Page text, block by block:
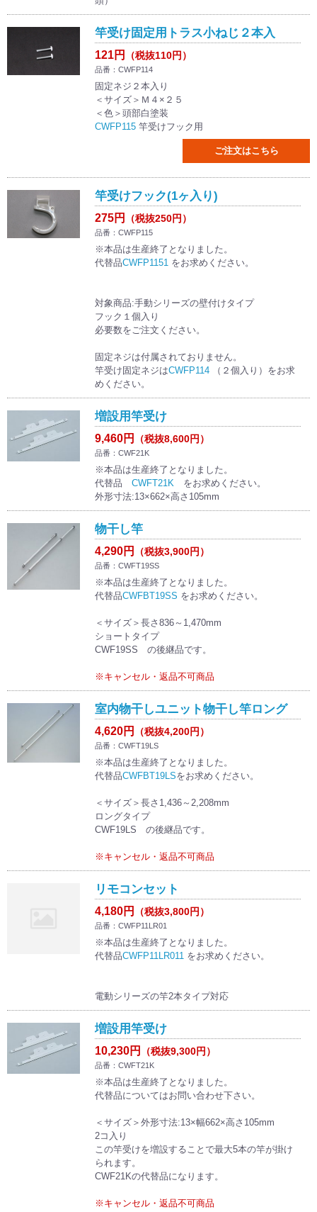
竿受け固定用トラス小ねじ２本入
121円 （税抜110円）
品番：CWFP114
固定ネジ２本入り
＜サイズ＞Ｍ４×２５
＜色＞頭部白塗装
CWFP115竿受けフック用
ご注文はこちら
竿受けフック(1ヶ入り)
275円 （税抜250円）
品番：CWFP115
※本品は生産終了となりました。
代替品CWFP1151 をお求めください。
対象商品:手動シリーズの壁付けタイプ
フック１個入り
必要数をご注文ください。
固定ネジは付属されておりません。
竿受け固定ネジはCWFP114（２個入り）をお求
めください。
増設用竿受け
9,460円 （税抜8,600円）
品番：CWF21K
※本品は生産終了となりました。
代替品 CWFT21K をお求めください。
外形寸法:13×662×高さ105mm
物干し竿
4,290円 （税抜3,900円）
品番：CWFT19SS
※本品は生産終了となりました。
代替品CWFBT19SS をお求めください。
＜サイズ＞長さ836～1,470mm
ショートタイプ
CWF19SS の後継品です。
※キャンセル・返品不可商品
室内物干しユニット物干し竿ロング
4,620円 （税抜4,200円）
品番：CWFT19LS
※本品は生産終了となりました。
代替品CWFBT19LSをお求めください。
＜サイズ＞長さ1,436～2,208mm
ロングタイプ
CWF19LS の後継品です。
※キャンセル・返品不可商品
リモコンセット
4,180円 （税抜3,800円）
品番：CWFP11LR01
※本品は生産終了となりました。
代替品CWFP11LR011 をお求めください。
電動シリーズの竿2本タイプ対応
増設用竿受け
10,230円 （税抜9,300円）
品番：CWFT21K
※本品は生産終了となりました。
代替品についてはお問い合わせ下さい。
＜サイズ＞外形寸法:13×幅662×高さ105mm
2コ入り
この竿受けを増設することで最大5本の竿が掛け
られます。
CWF21Kの代替品になります。
※キャンセル・返品不可商品